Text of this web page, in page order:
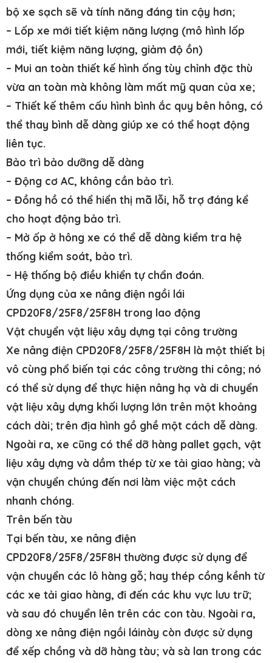
bộ xe sạch sẽ và tính năng đáng tin cậy hơn;
– Lốp xe mới tiết kiệm năng lượng (mô hình lốp
mới, tiết kiệm năng lượng, giảm độ ồn)
– Mui an toàn thiết kế hình ống tùy chỉnh đặc thù
vừa an toàn mà không làm mất mỹ quan của xe;
– Thiết kế thêm cấu hình bình ắc quy bên hông, có
thể thay bình dễ dàng giúp xe có thể hoạt động
liên tục.
Bảo trì bảo dưỡng dễ dàng
– Động cơ AC, không cần bảo trì.
– Đồng hồ có thể hiển thị mã lỗi, hỗ trợ đáng kể
cho hoạt động bảo trì.
– Mở ốp ở hông xe có thể dễ dàng kiểm tra hệ
thống kiểm soát, bảo trì.
– Hệ thống bộ điều khiển tự chẩn đoán.
Ứng dụng của xe nâng điện ngồi lái
CPD20F8/25F8/25F8H trong lao động
Vật chuyển vật liệu xây dựng tại công trường
Xe nâng điện CPD20F8/25F8/25F8H là một thiết bị
vô cùng phổ biến tại các công trường thi công; nó
có thể sử dụng để thực hiện nâng hạ và di chuyển
vật liệu xây dựng khối lượng lớn trên một khoảng
cách dài; trên địa hình gồ ghề một cách dễ dàng.
Ngoài ra, xe cũng có thể dỡ hàng pallet gạch, vật
liệu xây dựng và dầm thép từ xe tải giao hàng; và
vận chuyển chúng đến nơi làm việc một cách
nhanh chóng.
Trên bến tàu
Tại bến tàu, xe nâng điện
CPD20F8/25F8/25F8H thường được sử dụng để
vận chuyển các lô hàng gỗ; hay thép cồng kềnh từ
các xe tải giao hàng, đi đến các khu vực lưu trữ;
và sau đó chuyển lên trên các con tàu. Ngoài ra,
dòng xe nâng điện ngồi láinày còn được sử dụng
để xếp chồng và dỡ hàng tàu; và sà lan trong các